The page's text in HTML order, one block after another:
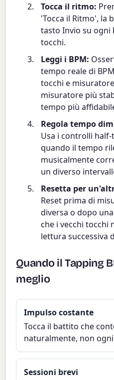
Tocca il ritmo:
'Tocca il Ritmo', la
tasto Invio su ogni
tocchi.
Leggi i BPM:
tempo reale di
tocchi e
misuratore più
tempo più
Regola tempo
Usa i controlli
quando il tempo
musicalmente
un diverso
Resetta per
Reset prima di
diversa o dopo
che i vecchi tocchi
lettura successiva
Quando il Tapping
meglio
Impulso costante
Tocca il battito che
naturalmente, non
Sessioni brevi